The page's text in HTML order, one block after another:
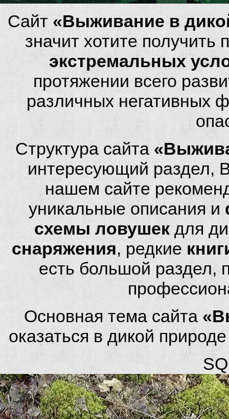
Сайт «Выживание в
значит хотите
экстремальных
протяжении всего
различных негативных
Структура сайта
интересующий раздел,
нашем сайте
уникальные описания и
схемы ловушек для
снаряжения, редкие
есть большой
Основная тема сайта
оказаться в дикой